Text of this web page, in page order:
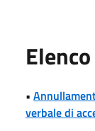
•
verbale di